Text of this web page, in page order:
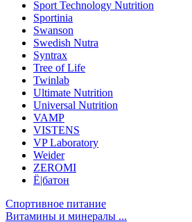
Sport Technology Nutrition
Sportinia
Swanson
Swedish Nutra
Syntrax
Tree of Life
Twinlab
Ultimate Nutrition
Universal Nutrition
VAMP
VISTENS
VP Laboratory
Weider
ZEROMI
Ё|батон
Спортивное питание
Витамины и минералы ...